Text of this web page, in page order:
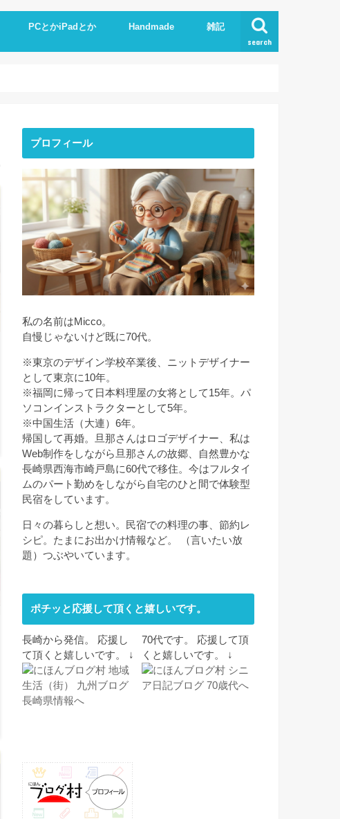
search
PCとかiPadとか
iPhone
ipad
Excel.Word
AI
Handmade
Knit
ストーンアート
服作り
雑記
読書
プロフィール
私の名前はMicco。
自慢じゃないけど既に70代。
※東京のデザイン学校卒業後、ニットデザイナー
として東京に10年。
※福岡に帰って日本料理屋の女将として15年。パ
ソコンインストラクターとして5年。
※中国生活（大連）6年。
帰国して再婚。旦那さんはロゴデザイナー、私は
Web制作をしながら旦那さんの故郷、自然豊かな
長崎県西海市崎戸島に60代で移住。今はフルタイ
ムのパート勤めをしながら自宅のひと間で体験型
民宿をしています。
日々の暮らしと想い。民宿での料理の事、節約レ
シピ。たまにお出かけ情報など。 （言いたい放
題）つぶやいています。
ポチッと応援して頂くと嬉しいです。
長崎から発信。 応援し
て頂くと嬉しいです。 ↓
70代です。 応援して頂
くと嬉しいです。 ↓